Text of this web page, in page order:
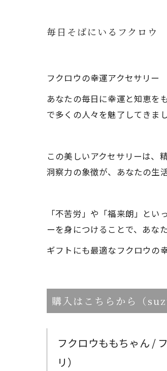
毎日そばにいるフクロウ
フクロウの幸運アクセサリー
あなたの毎日に幸運と知恵を
で多くの人々を魅了してきまし
この美しいアクセサリーは、
洞察力の象徴が、あなたの生
「不苦労」や「福来朗」と
ーを身につけることで、あな
ギフトにも最適なフクロウの
購入はこちらから（
フクロウももちゃん /
リ）